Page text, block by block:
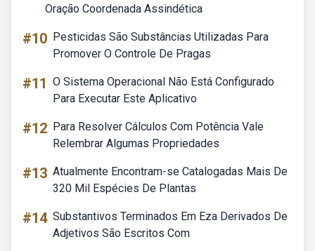
Oração Coordenada Assindética
#10 Pesticidas São Substâncias Utilizadas Para
Promover O Controle De Pragas
#11 O Sistema Operacional Não Está Configurado
Para Executar Este Aplicativo
#12 Para Resolver Cálculos Com Potência Vale
Relembrar Algumas Propriedades
#13 Atualmente Encontram-se Catalogadas Mais De
320 Mil Espécies De Plantas
#14 Substantivos Terminados Em Eza Derivados De
Adjetivos São Escritos Com